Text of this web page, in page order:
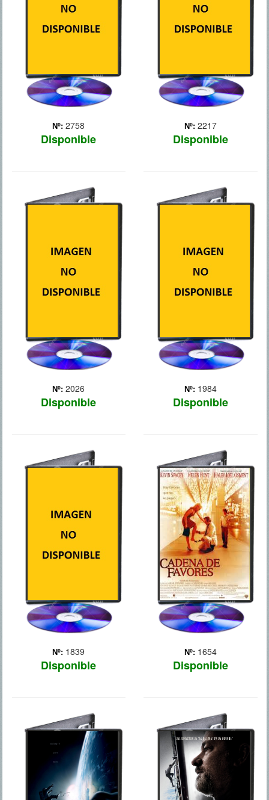
Nº: 2758
Disponible
medalla de oro en los
Juegos Olímpicos de
Melbourne en 1956. Pero
los días de gloria han
Nº: 2217
Disponible
tranquilo con su familia,
recibe una misión divina:
salvar a la creación del ...
Nº: 2026
Disponible
Película basada en hechos
reales del corredor de
Belfort (Leonardo
DiCaprio). A mediados de
los años 80, Belfort era un
joven honrado que
Nº: 1984
Disponible
histórica homónima de
Noah Gordon que se
en 1986. Ambientada en
Inglaterra, en el siglo XI,
Cole (Tom Payne), un ...
Nº: 1839
Disponible
Basada en un hecho real
ocurrido en 1850, narra la
Northup, un culto músico
negro que vivía con su
familia en Nueva York. Tras
tomar una copa con dos
Nº: 1654
Disponible
CADENA DE
FAVORES
GRAVITY
Mientras reparan un
satélite fuera de su nave,
dos astronautas sufren un
grave accidente y quedan
flotando en el espacio. Son
CAPITAN
PHILLIPS
En el año 2009, en aguas
internacionales a 145
millas de la costa de
Somalia, en el cuerno de